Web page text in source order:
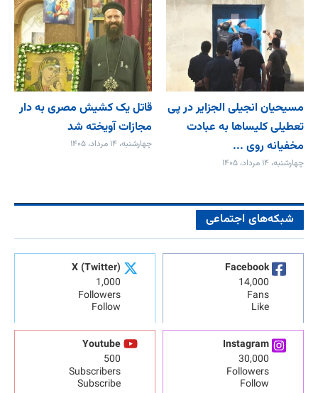
مسیحیان انجیلی الجزایر در پی
تعطیلی کلیساها به عبادت
مخفیانه روی ...
چهارشنبه، ۱۴ مرداد، ۱۴۰۵
قاتل یک کشیش مصری به دار
مجازات آویخته شد
چهارشنبه، ۱۴ مرداد، ۱۴۰۵
شبکه‌های اجتماعی
Facebook
14,000
Fans
Like
X (Twitter)
1,000
Followers
Follow
Instagram
30,000
Followers
Follow
Youtube
500
Subscribers
Subscribe